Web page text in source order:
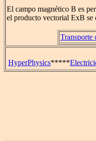
El campo magnético B es
el producto vectorial ExB se
Transporte
HyperPhysics*****